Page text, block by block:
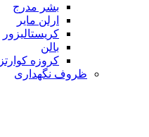
بشر مدرج
ارلن مایر
کریستالیزور
بالن
کروزه کوارتز
ظروف نگهداری